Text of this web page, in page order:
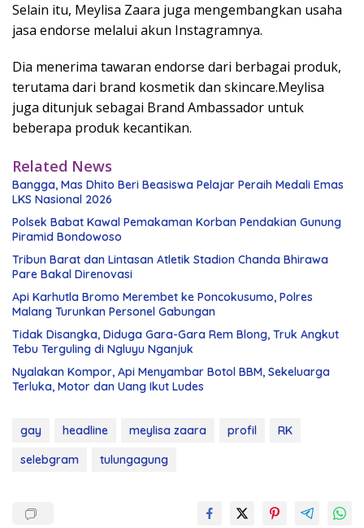
Selain itu, Meylisa Zaara juga mengembangkan usaha
jasa endorse melalui akun Instagramnya.
Dia menerima tawaran endorse dari berbagai produk,
terutama dari brand kosmetik dan skincare.Meylisa
juga ditunjuk sebagai Brand Ambassador untuk
beberapa produk kecantikan.
Related News
Bangga, Mas Dhito Beri Beasiswa Pelajar Peraih Medali Emas
LKS Nasional 2026
Polsek Babat Kawal Pemakaman Korban Pendakian Gunung
Piramid Bondowoso
Tribun Barat dan Lintasan Atletik Stadion Chanda Bhirawa
Pare Bakal Direnovasi
Api Karhutla Bromo Merembet ke Poncokusumo, Polres
Malang Turunkan Personel Gabungan
Tidak Disangka, Diduga Gara-Gara Rem Blong, Truk Angkut
Tebu Terguling di Ngluyu Nganjuk
Nyalakan Kompor, Api Menyambar Botol BBM, Sekeluarga
Terluka, Motor dan Uang Ikut Ludes
gay headline meylisa zaara profil
RK
selebgram
tulungagung